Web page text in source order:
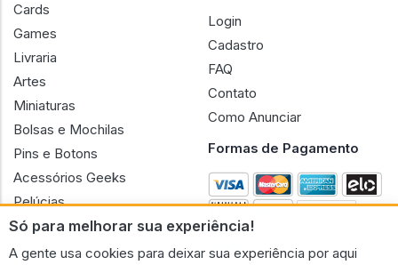
Só para melhorar sua experiência!
A gente usa cookies para deixar sua experiência por aqui
Cards
Games
Livraria
Artes
Miniaturas
Bolsas e Mochilas
Pins e Botons
Acessórios Geeks
Pelúcias
Bonecas
Login
Cadastro
FAQ
Contato
Como Anunciar
Formas de Pagamento